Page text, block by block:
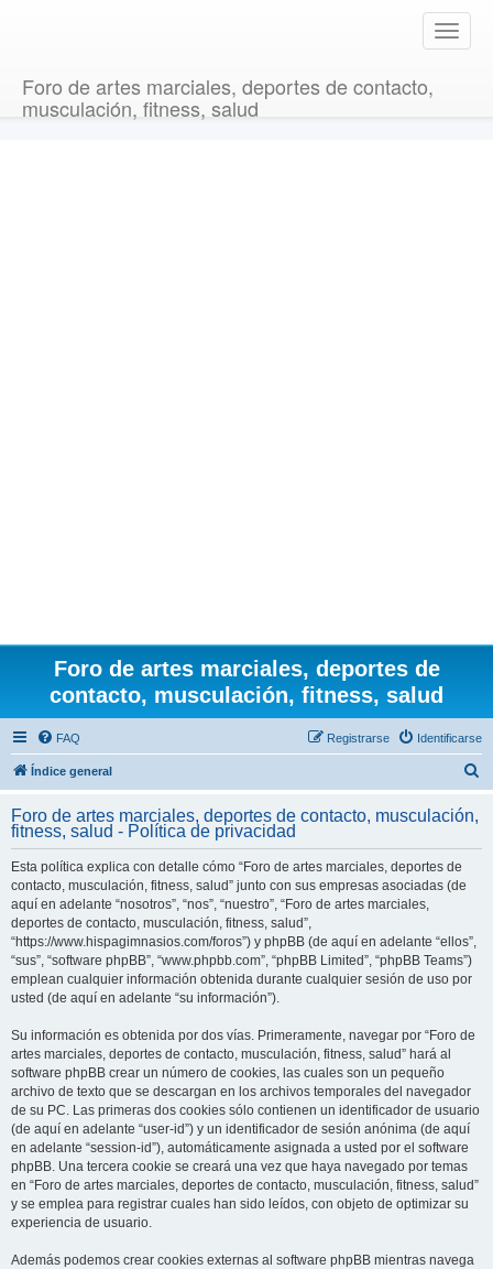
T
o
Foro de artes marciales, deportes de contacto,
musculación, fitness, salud
Foro de artes marciales, deportes de
contacto, musculación, fitness, salud
FAQ Identificarse
Registrarse
Índice general
c
Foro de artes marciales, deportes de contacto, musculación,
fitness, salud - Política de privacidad
Esta política explica con detalle cómo “Foro de artes marciales, deportes de
contacto, musculación, fitness, salud” junto con sus empresas asociadas (de
aquí en adelante “nosotros”, “nos”, “nuestro”, “Foro de artes marciales,
deportes de contacto, musculación, fitness, salud”,
“https://www.hispagimnasios.com/foros”) y phpBB (de aquí en adelante “ellos”,
“sus”, “software phpBB”, “www.phpbb.com”, “phpBB Limited”, “phpBB Teams”)
emplean cualquier información obtenida durante cualquier sesión de uso por
usted (de aquí en adelante “su información”).
Su información es obtenida por dos vías. Primeramente, navegar por “Foro de
artes marciales, deportes de contacto, musculación, fitness, salud” hará al
software phpBB crear un número de cookies, las cuales son un pequeño
archivo de texto que se descargan en los archivos temporales del navegador
de su PC. Las primeras dos cookies sólo contienen un identificador de usuario
(de aquí en adelante “user-id”) y un identificador de sesión anónima (de aquí
en adelante “session-id”), automáticamente asignada a usted por el software
phpBB. Una tercera cookie se creará una vez que haya navegado por temas
en “Foro de artes marciales, deportes de contacto, musculación, fitness, salud”
y se emplea para registrar cuales han sido leídos, con objeto de optimizar su
experiencia de usuario.
Además podemos crear cookies externas al software phpBB mientras navega